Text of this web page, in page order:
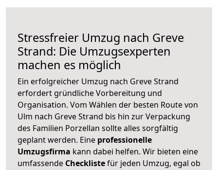
Stressfreier Umzug nach Greve
Strand: Die Umzugsexperten
machen es möglich
Ein erfolgreicher Umzug nach Greve Strand
erfordert gründliche Vorbereitung und
Organisation. Vom Wählen der besten Route von
Ulm nach Greve Strand bis hin zur Verpackung
des Familien Porzellan sollte alles sorgfältig
geplant werden. Eine professionelle
Umzugsfirma kann dabei helfen. Wir bieten eine
umfassende Checklistefür jeden Umzug, egal ob